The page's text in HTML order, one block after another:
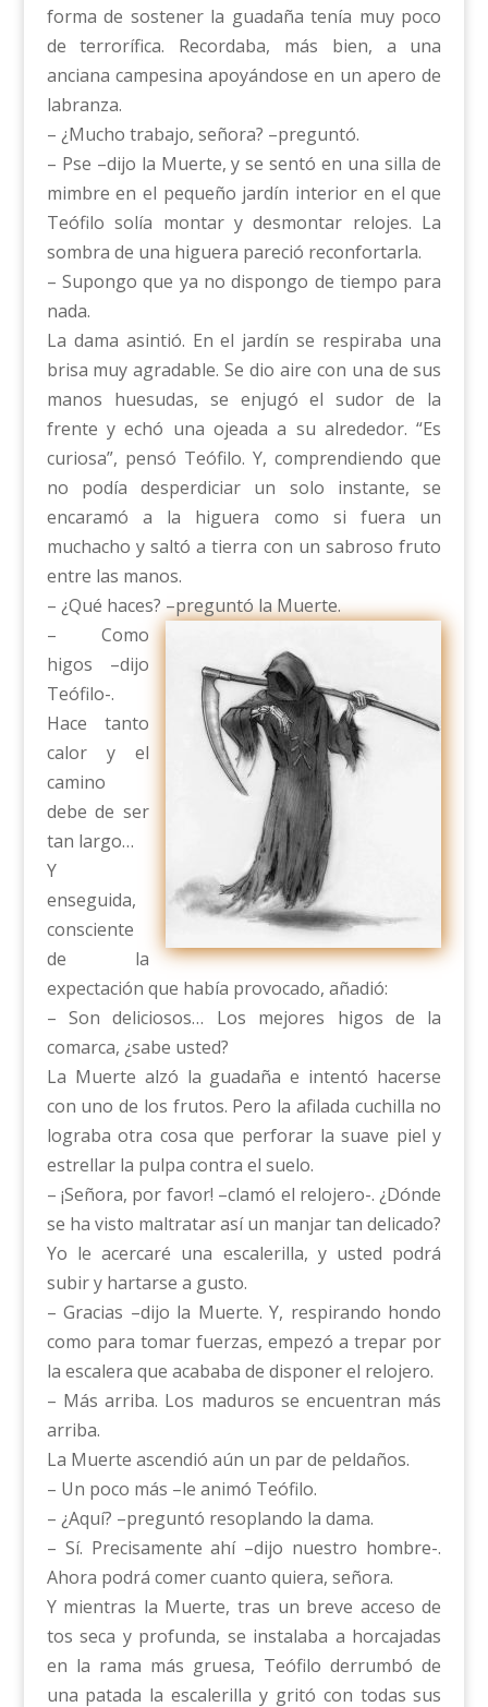
forma de sostener la guadaña tenía muy poco
de terrorífica. Recordaba, más bien, a una
anciana campesina apoyándose en un apero de
labranza.
– ¿Mucho trabajo, señora? –preguntó.
– Pse –dijo la Muerte, y se sentó en una silla de
mimbre en el pequeño jardín interior en el que
Teófilo solía montar y desmontar relojes. La
sombra de una higuera pareció reconfortarla.
– Supongo que ya no dispongo de tiempo para
nada.
La dama asintió. En el jardín se respiraba una
brisa muy agradable. Se dio aire con una de sus
manos huesudas, se enjugó el sudor de la
frente y echó una ojeada a su alrededor. “Es
curiosa”, pensó Teófilo. Y, comprendiendo que
no podía desperdiciar un solo instante, se
encaramó a la higuera como si fuera un
muchacho y saltó a tierra con un sabroso fruto
entre las manos.
– ¿Qué haces? –preguntó la Muerte.
– Como
higos –dijo
Teófilo-.
Hace tanto
calor y el
camino
debe de ser
tan largo…
Y
enseguida,
consciente
de la
expectación que había provocado, añadió:
– Son deliciosos… Los mejores higos de la
comarca, ¿sabe usted?
La Muerte alzó la guadaña e intentó hacerse
con uno de los frutos. Pero la afilada cuchilla no
lograba otra cosa que perforar la suave piel y
estrellar la pulpa contra el suelo.
– ¡Señora, por favor! –clamó el relojero-. ¿Dónde
se ha visto maltratar así un manjar tan delicado?
Yo le acercaré una escalerilla, y usted podrá
subir y hartarse a gusto.
– Gracias –dijo la Muerte. Y, respirando hondo
como para tomar fuerzas, empezó a trepar por
la escalera que acababa de disponer el relojero.
– Más arriba. Los maduros se encuentran más
arriba.
La Muerte ascendió aún un par de peldaños.
– Un poco más –le animó Teófilo.
– ¿Aquí? –preguntó resoplando la dama.
– Sí. Precisamente ahí –dijo nuestro hombre-.
Ahora podrá comer cuanto quiera, señora.
Y mientras la Muerte, tras un breve acceso de
tos seca y profunda, se instalaba a horcajadas
en la rama más gruesa, Teófilo derrumbó de
una patada la escalerilla y gritó con todas sus